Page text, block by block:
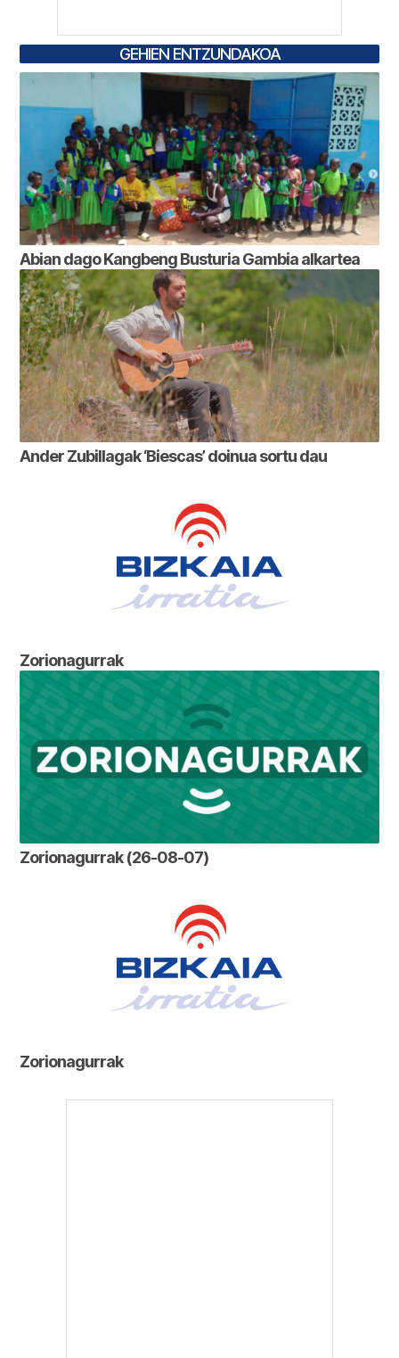
GEHIEN ENTZUNDAKOA
Abian dago Kangbeng Busturia Gambia alkartea
Ander Zubillagak ‘Biescas’ doinua sortu dau
Zorionagurrak
Zorionagurrak (26-08-07)
Zorionagurrak